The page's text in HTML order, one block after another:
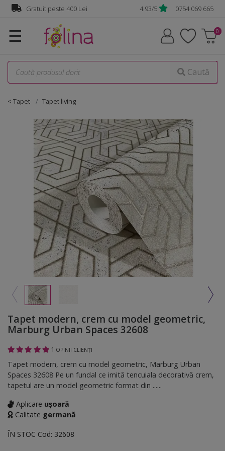
Gratuit peste 400 Lei 4.93/5 0754 069 665
☰
Caută
< Tapet Tapet living
Tapet modern, crem cu model geometric,
Marburg Urban Spaces 32608
1 OPINII CLIENȚI
Tapet modern, crem cu model geometric, Marburg Urban
Spaces 32608 Pe un fundal ce imită tencuiala decorativă crem,
tapetul are un model geometric format din ......
Aplicare ușoară
Calitate germană
ÎN STOC Cod: 32608